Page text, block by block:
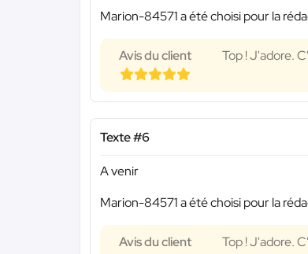
Marion-84571 a été choisi pour la
Avis du client Top ! J'adore.
Texte #6
A venir
Marion-84571 a été choisi pour la
Avis du client Top ! J'adore.